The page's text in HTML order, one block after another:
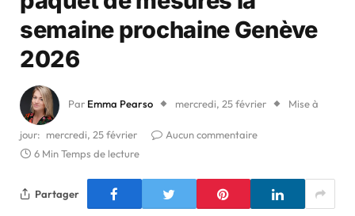
semaine prochaine Genève
2026
Par Emma Pearso mercredi, 25 février Mise à
jour: mercredi, 25 février
Aucun commentaire
6 Min Temps de lecture
Partager